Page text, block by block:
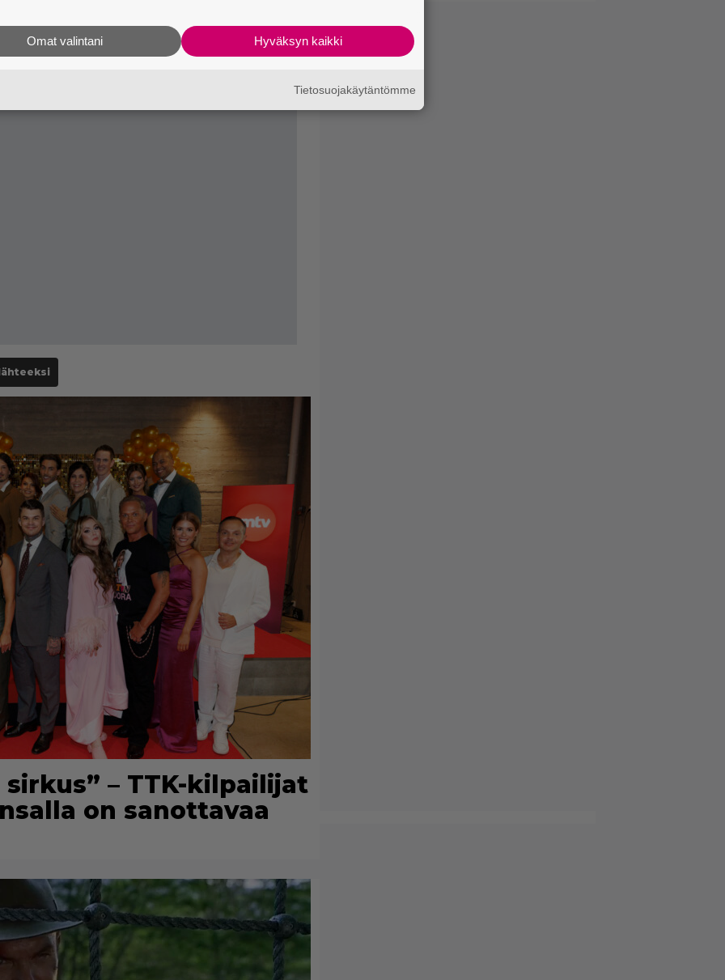
– TTK-kilpailijat
on sanottavaa
Hyväksyn kaikki
Omat valintani
Tietosuojakäytäntömme